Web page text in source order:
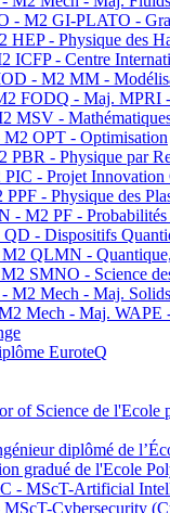
- M2 GI-PLATO -
HEP - Physique des
ICFP - Centre
- M2 MM -
FODQ - Maj. MPRI -
MSV -
OPT - Optimisation
PBR - Physique par
- Projet Innovation
- Physique des
- M2 PF - Probabilités
- Dispositifs
QLMN -
SMNO - Science
M2 Mech - Maj.
Mech - Maj. WAPE
EuroteQ
of Science de l'Ecole
diplômé de
gradué de l'Ecole
- MScT-Artificial
Cybersecurity